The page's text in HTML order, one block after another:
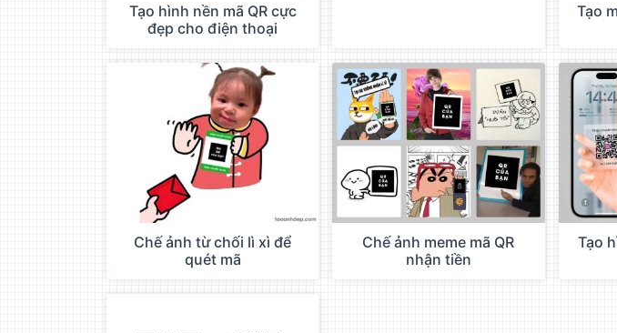
Tạo hình nền mã QR cực
đẹp cho điện thoại
Tạo
Chế ảnh từ chối lì xì để
quét mã
Chế ảnh meme mã QR
nhận tiền
Tạo